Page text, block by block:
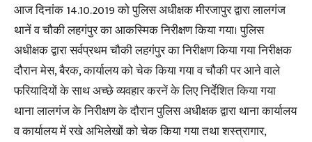
आज दिनांक 14.10.2019 को पुलिस अधीक्षक मीरजापुर द्वारा लालगंज
थानें व चौकी लहगंपुर का आकस्मिक निरीक्षण किया गया। पुलिस
अधीक्षक द्वारा सर्वप्रथम चौकी लहगंपुर का निरीक्षण किया गया निरीक्षक
दौरान मेस, बैरक, कार्यालय को चेक किया गया व चौकी पर आने वाले
फरियादियों के साथ अच्छे व्यवहार करनें के लिए निर्देशित किया गया
थाना लालगंज के निरीक्षण के दौरान पुलिस अधीक्षक द्वारा थाना कार्यालय
व कार्यालय में रखे अभिलेखों को चेक किया गया तथा शस्त्रागार,